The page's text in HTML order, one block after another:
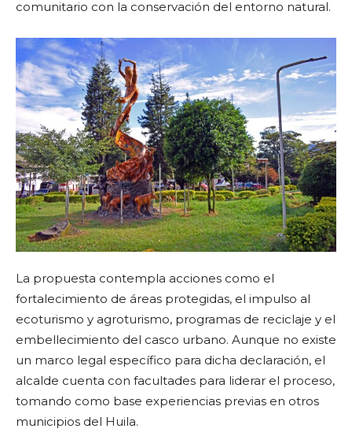
comunitario con la conservación del entorno natural.
La propuesta contempla acciones como el
fortalecimiento de áreas protegidas, el impulso al
ecoturismo y agroturismo, programas de reciclaje y el
embellecimiento del casco urbano. Aunque no existe
un marco legal específico para dicha declaración, el
alcalde cuenta con facultades para liderar el proceso,
tomando como base experiencias previas en otros
municipios del Huila.